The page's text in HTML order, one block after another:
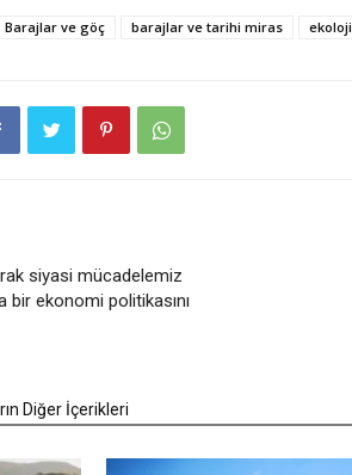
Barajlar ve göç barajlar ve tarihi miras ekoloji
siyasi mücadelemiz
ekonomi politikasını
Diğer İçerikleri